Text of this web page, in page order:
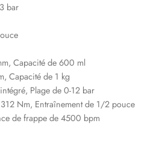
bar
Capacité de 600 ml
Capacité de 1 kg
Plage de 0-12 bar
Nm, Entraînement de 1/2 pouce
de frappe de 4500 bpm